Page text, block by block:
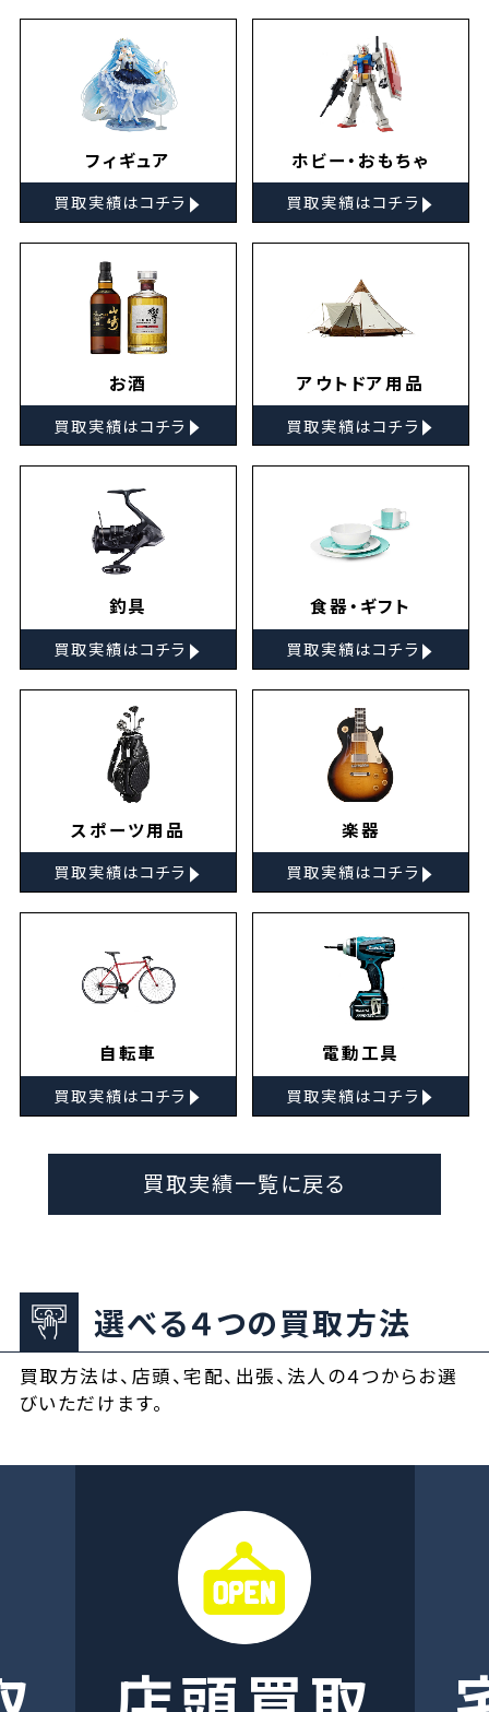
フィギュア
買取実績はコチラ ▸
ホビー・おもちゃ
買取実績はコチラ ▸
お酒
買取実績はコチラ ▸
アウトドア用品
買取実績はコチラ ▸
釣具
買取実績はコチラ ▸
食器・ギフト
買取実績はコチラ ▸
スポーツ用品
買取実績はコチラ ▸
楽器
買取実績はコチラ ▸
自転車
買取実績はコチラ ▸
電動工具
買取実績はコチラ ▸
買取実績一覧に戻る
選べる４つの買取方法
買取方法は、店頭、宅配、出張、法人の４つからお選
びいただけます。